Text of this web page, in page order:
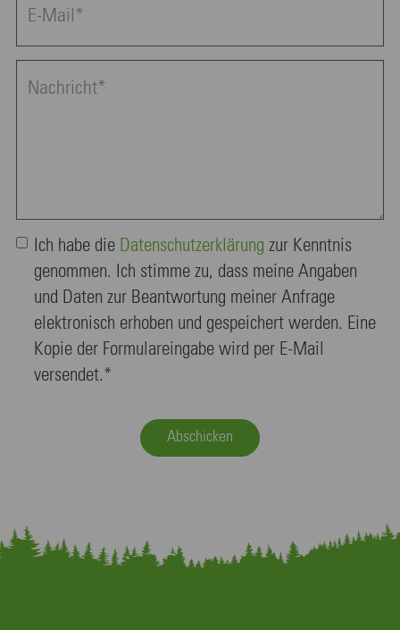
Ich habe die Daten­schutz­erklä­rung zur Kenntnis
genommen. Ich stimme zu, dass meine Angaben
und Daten zur Beantwortung meiner Anfrage
elektronisch erhoben und gespeichert werden. Eine
Kopie der Formulareingabe wird per E-Mail
versendet.*
Abschicken